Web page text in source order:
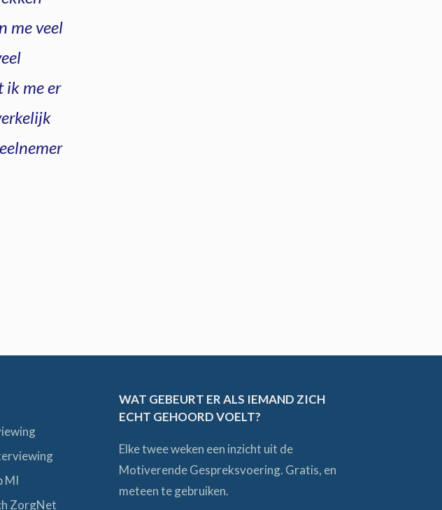
me veel
ik me er
MI
ZorgNet
WAT GEBEURT ER ALS IEMAND ZICH
ECHT GEHOORD VOELT?
Elke twee weken een inzicht uit de
Motiverende Gespreksvoering. Gratis, en
meteen te gebruiken.